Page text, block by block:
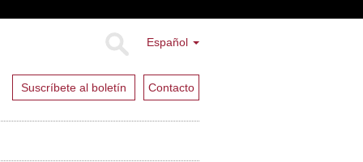
Español
Suscríbete al boletín Contacto